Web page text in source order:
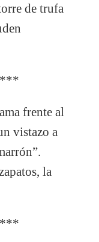
de trufa
frente al
vistazo a
la